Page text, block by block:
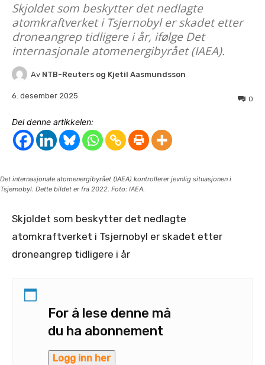
Skjoldet som beskytter det nedlagte
atomkraftverket i Tsjernobyl er skadet etter
droneangrep tidligere i år, ifølge Det
internasjonale atomenergibyrået (IAEA).
Av NTB-Reuters og Kjetil Aasmundsson
6. desember 2025 0
Del denne artikkelen:
Det internasjonale atomenergibyrået (IAEA) kontrollerer jevnlig situasjonen i
Tsjernobyl. Dette bildet er fra 2022. Foto: IAEA.
Skjoldet som beskytter det nedlagte
atomkraftverket i Tsjernobyl er skadet etter
droneangrep tidligere i år
For å lese denne må
du ha abonnement
Logg inn her